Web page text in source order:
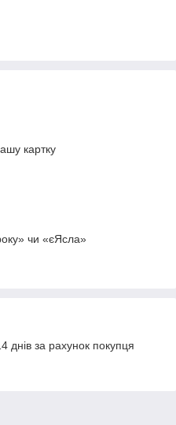
картку
чи «єЯсла»
днів за рахунок покупця